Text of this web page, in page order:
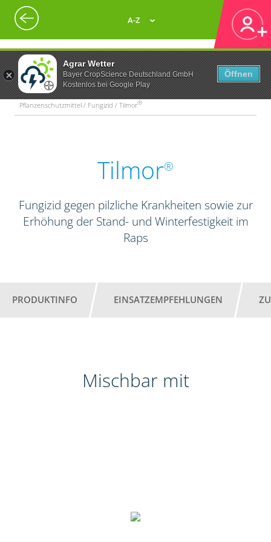
Agrar Wetter
Bayer CropScience Deutschland GmbH
Kostenlos bei Google Play
Öffnen
A-Z
Pflanzenschutzmittel / Fungizid / Tilmor®
Tilmor®
Fungizid gegen pilzliche Krankheiten sowie zur
Erhöhung der Stand- und Winterfestigkeit im
Raps
PRODUKTINFO EINSATZEMPFEHLUNGEN
Mischbar mit